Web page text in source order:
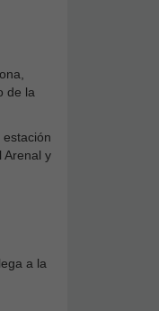
de la
Arenal y
a la